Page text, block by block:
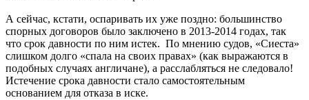
А сейчас, кстати, оспаривать их уже поздно: большинство
спорных договоров было заключено в 2013-2014 годах, так
что срок давности по ним истек. По мнению судов, «Сиеста»
слишком долго «спала на своих правах» (как выражаются в
подобных случаях англичане), а расслабляться не следовало!
Истечение срока давности стало самостоятельным
основанием для отказа в иске.